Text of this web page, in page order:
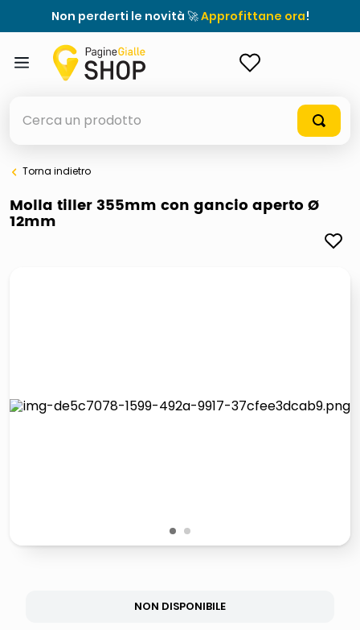
Non perderti le novità 🚀Approfittane ora!
elenchi telefonici
meme
Torna indietro
Molla tiller 355mm con gancio aperto Ø
12mm
1 2
NON DISPONIBILE